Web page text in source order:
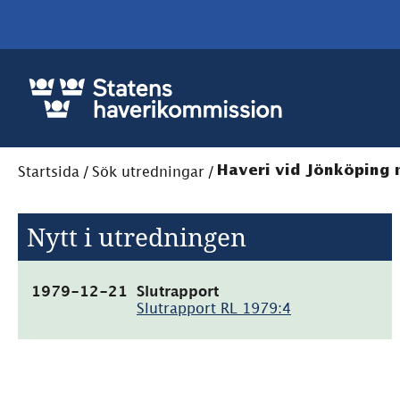
Startsida / Sök utredningar / Haveri vid Jönköping
Nytt i utredningen
1979-12-21
Slutrapport
Slutrapport RL 1979:4
(pdf,